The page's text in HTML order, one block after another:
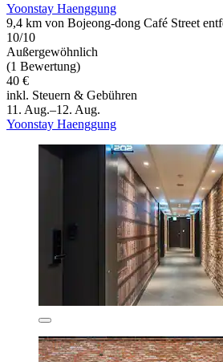
Yoonstay Haenggung
9,4 km von Bojeong-dong Café Street
10/10
Außergewöhnlich
(1 Bewertung)
40 €
inkl. Steuern & Gebühren
11. Aug.–12. Aug.
Yoonstay Haenggung